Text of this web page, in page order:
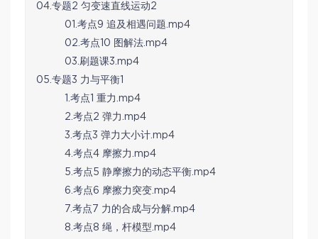
04.专题2 匀变速直线运动2
01.考点9 追及相遇问题.mp4
02.考点10 图解法.mp4
03.刷题课3.mp4
05.专题3 力与平衡1
1.考点1 重力.mp4
2.考点2 弹力.mp4
3.考点3 弹力大小计.mp4
4.考点4 摩擦力.mp4
5.考点5 静摩擦力的动态平衡.mp4
6.考点6 摩擦力突变.mp4
7.考点7 力的合成与分解.mp4
8.考点8 绳，杆模型.mp4